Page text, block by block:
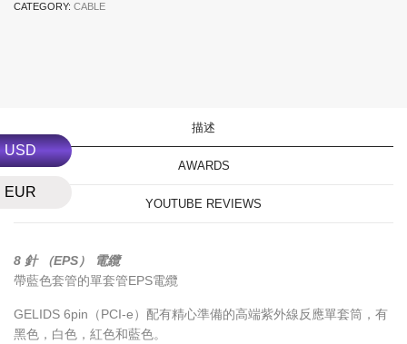
USD
EUR
CATEGORY: CABLE
描述
AWARDS
YOUTUBE REVIEWS
8 針 （EPS） 電纜
帶藍色套管的單套管EPS電纜
GELIDS 6pin（PCI-e）配有精心準備的高端紫外線反應單套筒，有
黑色，白色，紅色和藍色。